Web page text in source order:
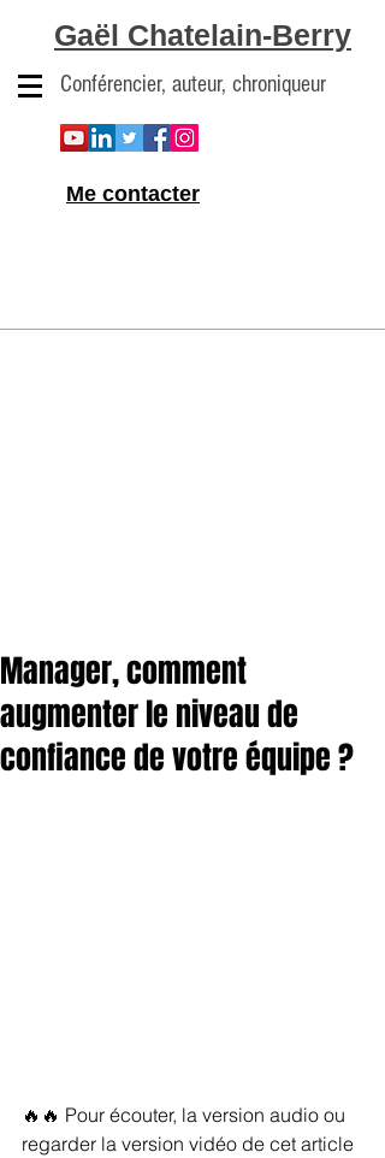
Gaël Chatelain-Berry
Conférencier, auteur, chroniqueur
Me contacter
Manager, comment
augmenter le niveau de
confiance de votre équipe ?
🔥🔥 Pour écouter, la version audio ou
regarder la version vidéo de cet article